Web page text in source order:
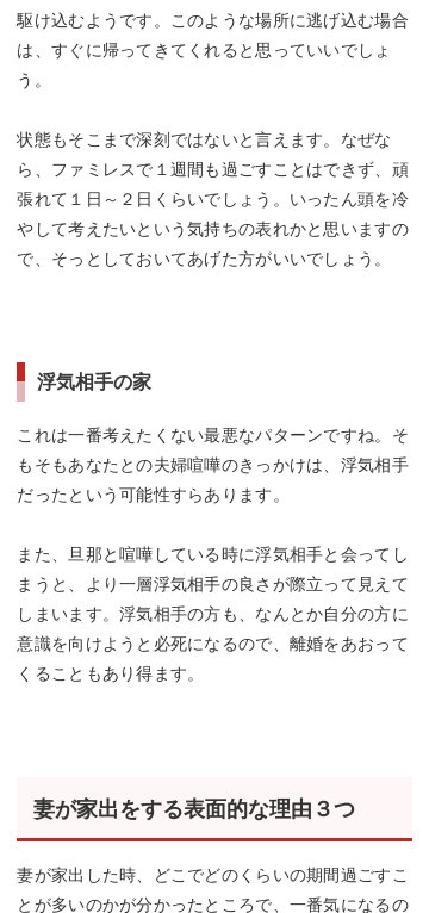
駆け込むようです。このような場所に逃げ込む場合
は、すぐに帰ってきてくれると思っていいでしょ
う。
状態もそこまで深刻ではないと言えます。なぜな
ら、ファミレスで１週間も過ごすことはできず、頑
張れて１日～２日くらいでしょう。いったん頭を冷
やして考えたいという気持ちの表れかと思いますの
で、そっとしておいてあげた方がいいでしょう。
浮気相手の家
これは一番考えたくない最悪なパターンですね。そ
もそもあなたとの夫婦喧嘩のきっかけは、浮気相手
だったという可能性すらあります。
また、旦那と喧嘩している時に浮気相手と会ってし
まうと、より一層浮気相手の良さが際立って見えて
しまいます。浮気相手の方も、なんとか自分の方に
意識を向けようと必死になるので、離婚をあおって
くることもあり得ます。
妻が家出をする表面的な理由３つ
妻が家出した時、どこでどのくらいの期間過ごすこ
とが多いのかが分かったところで、一番気になるの